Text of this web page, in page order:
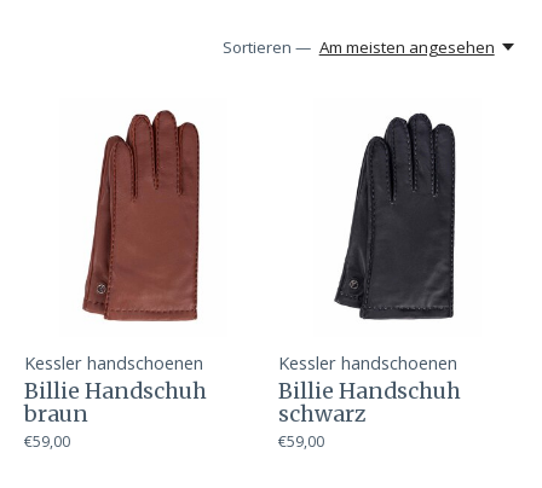
Sortieren — Am meisten angesehen
Kessler handschoenen
Billie Handschuh
braun
€59,00
Kessler handschoenen
Billie Handschuh
schwarz
€59,00